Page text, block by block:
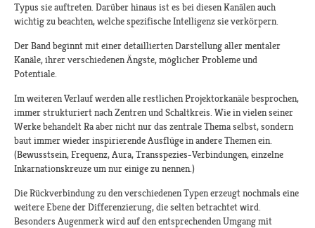
Typus sie auftreten. Darüber hinaus ist es bei diesen Kanälen auch
wichtig zu beachten, welche spezifische Intelligenz sie verkörpern.
Der Band beginnt mit einer detaillierten Darstellung aller mentaler
Kanäle, ihrer verschiedenen Ängste, möglicher Probleme und
Potentiale.
Im weiteren Verlauf werden alle restlichen Projektorkanäle besprochen,
immer strukturiert nach Zentren und Schaltkreis. Wie in vielen seiner
Werke behandelt Ra aber nicht nur das zentrale Thema selbst, sondern
baut immer wieder inspirierende Ausflüge in andere Themen ein.
(Bewusstsein, Frequenz, Aura, Transspezies-Verbindungen, einzelne
Inkarnationskreuze um nur einige zu nennen.)
Die Rückverbindung zu den verschiedenen Typen erzeugt nochmals eine
weitere Ebene der Differenzierung, die selten betrachtet wird.
Besonders Augenmerk wird auf den entsprechenden Umgang mit